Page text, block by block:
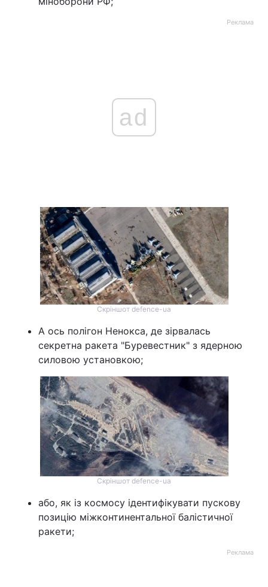
Реклама
ad
Скріншот defence-ua
А ось полігон Ненокса, де зірвалась
секретна ракета "Буревестник" з ядерною
силовою установкою;
Скріншот defence-ua
або, як із космосу ідентифікувати пускову
позицію міжконтинентальної балістичної
ракети;
Реклама